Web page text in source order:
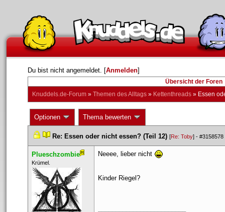
Du bist nicht angemeldet. [Anmelden]
Übersicht der Foren
Knuddels.de-Forum » Themen des Alltag » Kettenthread » Essen
Optionen Thema bewerten
Re: Essen oder nicht essen? (Teil 12) [Re: Toby] - #3158578
Plueschzombie
​Krümel.
Neeee, lieber nicht
Kinder Riegel?